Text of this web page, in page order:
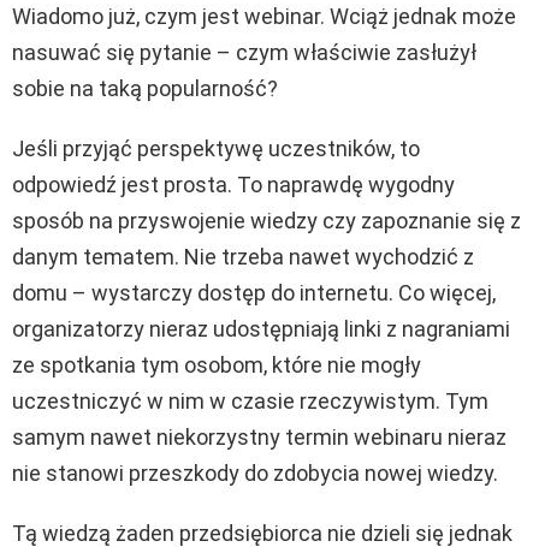
Wiadomo już, czym jest webinar. Wciąż jednak może
nasuwać się pytanie – czym właściwie zasłużył
sobie na taką popularność?
Jeśli przyjąć perspektywę uczestników, to
odpowiedź jest prosta. To naprawdę wygodny
sposób na przyswojenie wiedzy czy zapoznanie się z
danym tematem. Nie trzeba nawet wychodzić z
domu – wystarczy dostęp do internetu. Co więcej,
organizatorzy nieraz udostępniają linki z nagraniami
ze spotkania tym osobom, które nie mogły
uczestniczyć w nim w czasie rzeczywistym. Tym
samym nawet niekorzystny termin webinaru nieraz
nie stanowi przeszkody do zdobycia nowej wiedzy.
Tą wiedzą żaden przedsiębiorca nie dzieli się jednak